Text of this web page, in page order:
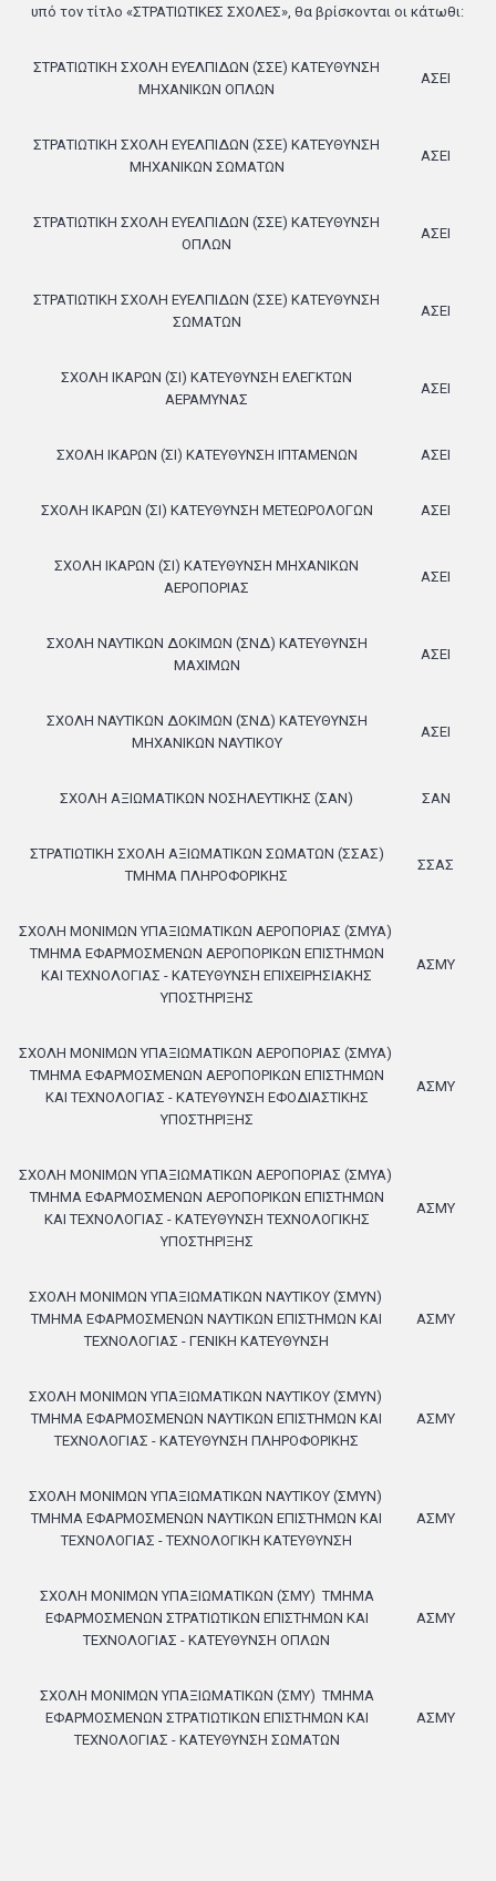
υπό τον τίτλο «ΣΤΡΑΤΙΩΤΙΚΕΣ ΣΧΟΛΕΣ», θα βρίσκονται οι κάτωθι:
ΣΤΡΑΤΙΩΤΙΚΗ ΣΧΟΛΗ ΕΥΕΛΠΙΔΩΝ (ΣΣΕ) ΚΑΤΕΥΘΥΝΣΗ
ΜΗΧΑΝΙΚΩΝ ΟΠΛΩΝ
ΑΣΕΙ
ΣΤΡΑΤΙΩΤΙΚΗ ΣΧΟΛΗ ΕΥΕΛΠΙΔΩΝ (ΣΣΕ) ΚΑΤΕΥΘΥΝΣΗ
ΜΗΧΑΝΙΚΩΝ ΣΩΜΑΤΩΝ
ΑΣΕΙ
ΣΤΡΑΤΙΩΤΙΚΗ ΣΧΟΛΗ ΕΥΕΛΠΙΔΩΝ (ΣΣΕ) ΚΑΤΕΥΘΥΝΣΗ
ΟΠΛΩΝ
ΑΣΕΙ
ΣΤΡΑΤΙΩΤΙΚΗ ΣΧΟΛΗ ΕΥΕΛΠΙΔΩΝ (ΣΣΕ) ΚΑΤΕΥΘΥΝΣΗ
ΣΩΜΑΤΩΝ
ΑΣΕΙ
ΣΧΟΛΗ ΙΚΑΡΩΝ (ΣΙ) ΚΑΤΕΥΘΥΝΣΗ ΕΛΕΓΚΤΩΝ
ΑΕΡΑΜΥΝΑΣ
ΑΣΕΙ
ΣΧΟΛΗ ΙΚΑΡΩΝ (ΣΙ) ΚΑΤΕΥΘΥΝΣΗ ΙΠΤΑΜΕΝΩΝ ΑΣΕΙ
ΣΧΟΛΗ ΙΚΑΡΩΝ (ΣΙ) ΚΑΤΕΥΘΥΝΣΗ ΜΕΤΕΩΡΟΛΟΓΩΝ ΑΣΕΙ
ΣΧΟΛΗ ΙΚΑΡΩΝ (ΣΙ) ΚΑΤΕΥΘΥΝΣΗ ΜΗΧΑΝΙΚΩΝ
ΑΕΡΟΠΟΡΙΑΣ
ΑΣΕΙ
ΣΧΟΛΗ ΝΑΥΤΙΚΩΝ ΔΟΚΙΜΩΝ (ΣΝΔ) ΚΑΤΕΥΘΥΝΣΗ
ΜΑΧΙΜΩΝ
ΑΣΕΙ
ΣΧΟΛΗ ΝΑΥΤΙΚΩΝ ΔΟΚΙΜΩΝ (ΣΝΔ) ΚΑΤΕΥΘΥΝΣΗ
ΜΗΧΑΝΙΚΩΝ ΝΑΥΤΙΚΟΥ
ΑΣΕΙ
ΣΧΟΛΗ ΑΞΙΩΜΑΤΙΚΩΝ ΝΟΣΗΛΕΥΤΙΚΗΣ (ΣΑΝ) ΣΑΝ
ΣΤΡΑΤΙΩΤΙΚΗ ΣΧΟΛΗ ΑΞΙΩΜΑΤΙΚΩΝ ΣΩΜΑΤΩΝ (ΣΣΑΣ)
ΤΜΗΜΑ ΠΛΗΡΟΦΟΡΙΚΗΣ
ΣΣΑΣ
ΣΧΟΛΗ ΜΟΝΙΜΩΝ ΥΠΑΞΙΩΜΑΤΙΚΩΝ ΑΕΡΟΠΟΡΙΑΣ (ΣΜΥΑ)
ΤΜΗΜΑ ΕΦΑΡΜΟΣΜΕΝΩΝ ΑΕΡΟΠΟΡΙΚΩΝ ΕΠΙΣΤΗΜΩΝ
ΚΑΙ ΤΕΧΝΟΛΟΓΙΑΣ - ΚΑΤΕΥΘΥΝΣΗ ΕΠΙΧΕΙΡΗΣΙΑΚΗΣ
ΥΠΟΣΤΗΡΙΞΗΣ
ΑΣΜΥ
ΣΧΟΛΗ ΜΟΝΙΜΩΝ ΥΠΑΞΙΩΜΑΤΙΚΩΝ ΑΕΡΟΠΟΡΙΑΣ (ΣΜΥΑ)
ΤΜΗΜΑ ΕΦΑΡΜΟΣΜΕΝΩΝ ΑΕΡΟΠΟΡΙΚΩΝ ΕΠΙΣΤΗΜΩΝ
ΚΑΙ ΤΕΧΝΟΛΟΓΙΑΣ - ΚΑΤΕΥΘΥΝΣΗ ΕΦΟΔΙΑΣΤΙΚΗΣ
ΥΠΟΣΤΗΡΙΞΗΣ
ΑΣΜΥ
ΣΧΟΛΗ ΜΟΝΙΜΩΝ ΥΠΑΞΙΩΜΑΤΙΚΩΝ ΑΕΡΟΠΟΡΙΑΣ (ΣΜΥΑ)
ΤΜΗΜΑ ΕΦΑΡΜΟΣΜΕΝΩΝ ΑΕΡΟΠΟΡΙΚΩΝ ΕΠΙΣΤΗΜΩΝ
ΚΑΙ ΤΕΧΝΟΛΟΓΙΑΣ - ΚΑΤΕΥΘΥΝΣΗ ΤΕΧΝΟΛΟΓΙΚΗΣ
ΥΠΟΣΤΗΡΙΞΗΣ
ΑΣΜΥ
ΣΧΟΛΗ ΜΟΝΙΜΩΝ ΥΠΑΞΙΩΜΑΤΙΚΩΝ ΝΑΥΤΙΚΟΥ (ΣΜΥΝ)
ΤΜΗΜΑ ΕΦΑΡΜΟΣΜΕΝΩΝ ΝΑΥΤΙΚΩΝ ΕΠΙΣΤΗΜΩΝ ΚΑΙ
ΤΕΧΝΟΛΟΓΙΑΣ - ΓΕΝΙΚΗ ΚΑΤΕΥΘΥΝΣΗ
ΑΣΜΥ
ΣΧΟΛΗ ΜΟΝΙΜΩΝ ΥΠΑΞΙΩΜΑΤΙΚΩΝ ΝΑΥΤΙΚΟΥ (ΣΜΥΝ)
ΤΜΗΜΑ ΕΦΑΡΜΟΣΜΕΝΩΝ ΝΑΥΤΙΚΩΝ ΕΠΙΣΤΗΜΩΝ ΚΑΙ
ΤΕΧΝΟΛΟΓΙΑΣ - ΚΑΤΕΥΘΥΝΣΗ ΠΛΗΡΟΦΟΡΙΚΗΣ
ΑΣΜΥ
ΣΧΟΛΗ ΜΟΝΙΜΩΝ ΥΠΑΞΙΩΜΑΤΙΚΩΝ ΝΑΥΤΙΚΟΥ (ΣΜΥΝ)
ΤΜΗΜΑ ΕΦΑΡΜΟΣΜΕΝΩΝ ΝΑΥΤΙΚΩΝ ΕΠΙΣΤΗΜΩΝ ΚΑΙ
ΤΕΧΝΟΛΟΓΙΑΣ - ΤΕΧΝΟΛΟΓΙΚΗ ΚΑΤΕΥΘΥΝΣΗ
ΑΣΜΥ
ΣΧΟΛΗ ΜΟΝΙΜΩΝ ΥΠΑΞΙΩΜΑΤΙΚΩΝ (ΣΜΥ) ΤΜΗΜΑ
ΕΦΑΡΜΟΣΜΕΝΩΝ ΣΤΡΑΤΙΩΤΙΚΩΝ ΕΠΙΣΤΗΜΩΝ ΚΑΙ
ΤΕΧΝΟΛΟΓΙΑΣ - ΚΑΤΕΥΘΥΝΣΗ ΟΠΛΩΝ
ΑΣΜΥ
ΣΧΟΛΗ ΜΟΝΙΜΩΝ ΥΠΑΞΙΩΜΑΤΙΚΩΝ (ΣΜΥ) ΤΜΗΜΑ
ΕΦΑΡΜΟΣΜΕΝΩΝ ΣΤΡΑΤΙΩΤΙΚΩΝ ΕΠΙΣΤΗΜΩΝ ΚΑΙ
ΤΕΧΝΟΛΟΓΙΑΣ - ΚΑΤΕΥΘΥΝΣΗ ΣΩΜΑΤΩΝ
ΑΣΜΥ